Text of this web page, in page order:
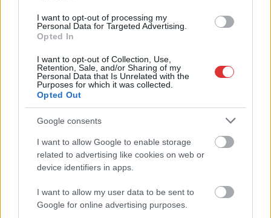
I want to opt-out of processing my
Personal Data for Targeted Advertising.
Opted In
I want to opt-out of Collection, Use,
Retention, Sale, and/or Sharing of my
Personal Data that Is Unrelated with the
Purposes for which it was collected.
Opted Out
Google consents
I want to allow Google to enable storage
related to advertising like cookies on web or
device identifiers in apps.
I want to allow my user data to be sent to
Google for online advertising purposes.